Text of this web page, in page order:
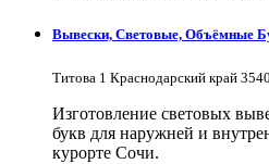
Вывески, Световые, Объёмные
Титова 1 Краснодарский край
Изготовление световых
букв для наружней и
курорте Сочи.